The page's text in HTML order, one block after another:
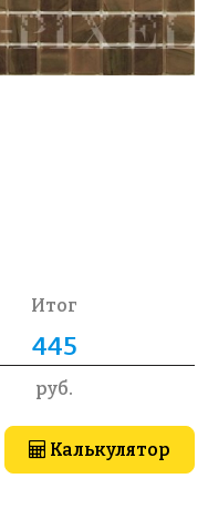
Итог
руб.
Калькулятор